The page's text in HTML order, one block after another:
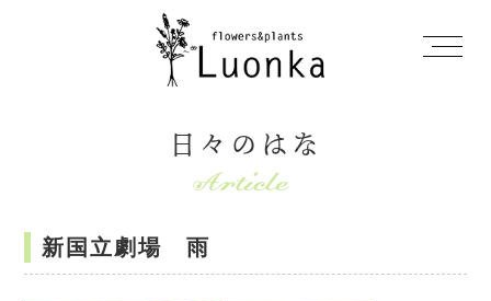
日々のはな
新国立劇場 雨